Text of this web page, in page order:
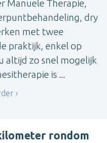
Manuele Therapie,
dry
met twee
praktijk, enkel op
altijd zo snel mogelijk
is ...
rondom